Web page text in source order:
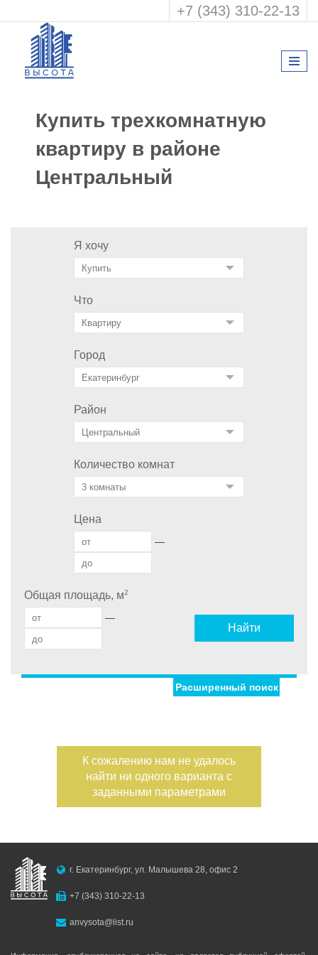
+7 (343) 310-22-13
Купить трехкомнатную
квартиру в районе
Центральный
Я хочу
Что
Город
Район
Количество комнат
Цена
—
Общая площадь, м2
—
Найти
Дом
Жилая площадь
Площадь кухни
—
Балконов
—
Расширенный поиск
К сожалению нам не удалось
найти ни одного варианта с
заданными параметрами
г. Екатеринбург, ул. Малышева 28, офис 2
+7 (343) 310-22-13
anvysota@list.ru